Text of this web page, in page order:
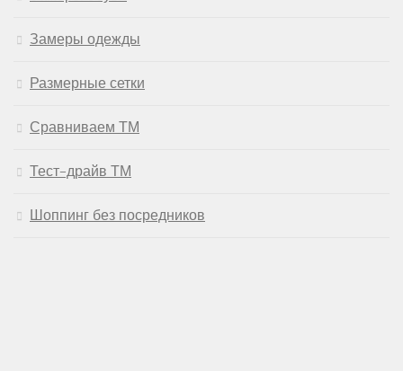
Замеры одежды
Размерные сетки
Сравниваем ТМ
Тест-драйв ТМ
Шоппинг без посредников